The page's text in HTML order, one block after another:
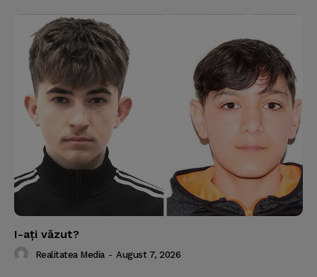
I-aţi văzut?
Realitatea Media - August 7, 2026